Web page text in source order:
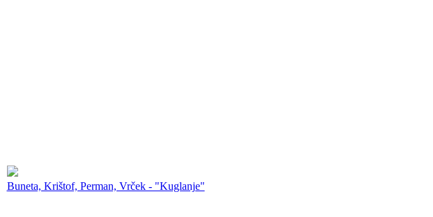
Buneta, Krištof, Perman, Vrček - "Kuglanje"